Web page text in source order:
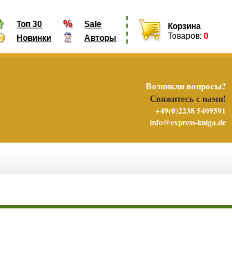
Топ 30
Sale
Новинки
Авторы
Корзина
Товаров: 0
Возникли вопросы?
Свяжитесь с нами!
+49(0)2238 5409591
info@express-kniga.de